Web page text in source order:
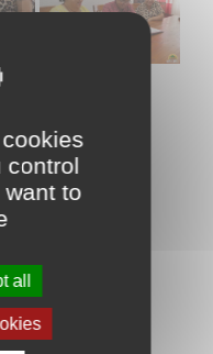
exercer vos droits,
control
to
all